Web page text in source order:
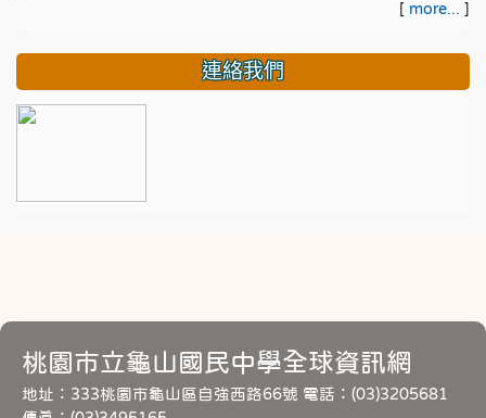
[ more... ]
連絡我們
桃園市立龜山國民中學全球資訊網
地址：333桃園市龜山區自強西路66號 電話：(03)3205681